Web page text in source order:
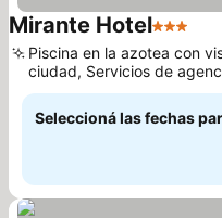
Mirante Hotel3
Piscina en la azotea con
ciudad, Servicios de
viajes en el hotel
Seleccioná las fechas